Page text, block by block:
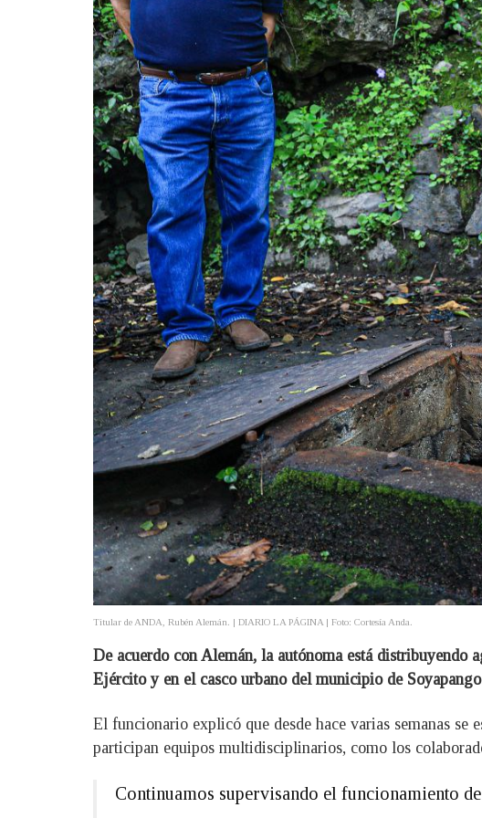
Titular de ANDA, Rubén Alemán. | DIARIO LA PÁGINA | Foto: Cortesía Anda.
De acuerdo con Alemán, la autónoma está distribuyendo
Ejército y en el casco urbano del municipio de
El funcionario explicó que desde hace varias semanas se
participan equipos multidisciplinarios, como los
Continuamos supervisando el funcionamiento